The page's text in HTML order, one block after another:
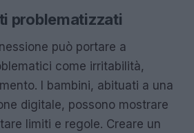
problematizzati
può portare a
come irritabilità,
I bambini, abituati a una
digitale, possono mostrare
limiti e regole. Creare un